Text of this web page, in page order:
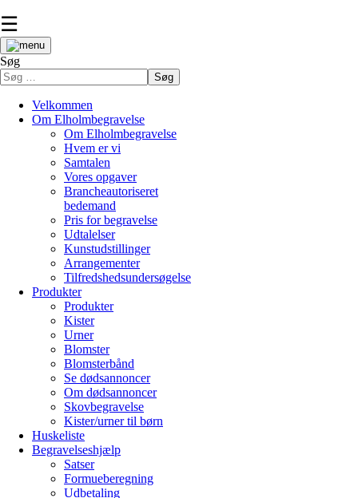
☰
Søg
Søg
Velkommen
Om Elholmbegravelse
Om Elholmbegravelse
Hvem er vi
Samtalen
Vores opgaver
Brancheautoriseret
bedemand
Pris for begravelse
Udtalelser
Kunstudstillinger
Arrangementer
Tilfredshedsundersøgelse
Produkter
Produkter
Kister
Urner
Blomster
Blomsterbånd
Se dødsannoncer
Om dødsannoncer
Skovbegravelse
Kister/urner til børn
Huskeliste
Begravelseshjælp
Satser
Formueberegning
Udbetaling